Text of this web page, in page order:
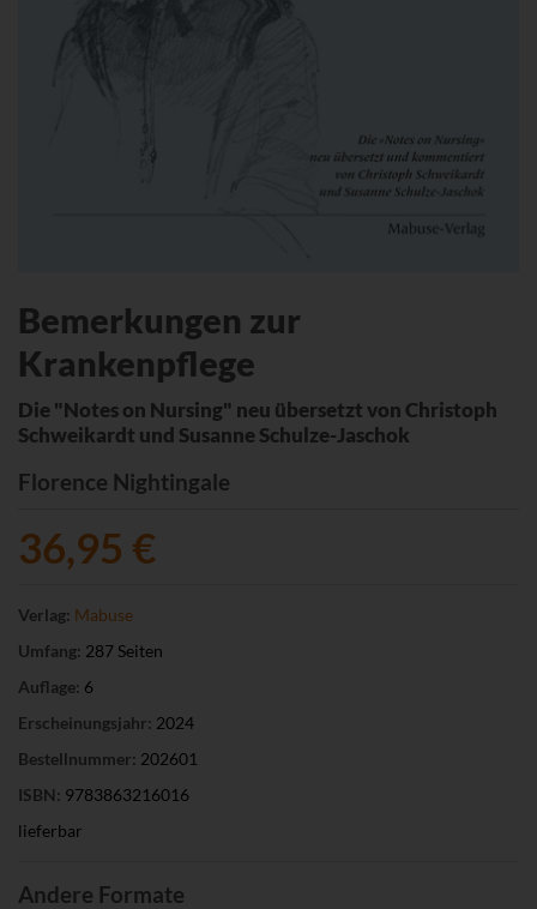
Bemerkungen zur
Krankenpflege
Die "Notes on Nursing" neu übersetzt von Christoph
Schweikardt und Susanne Schulze-Jaschok
Florence Nightingale
36,95 €
Verlag: Mabuse
Umfang: 287 Seiten
Auflage: 6
Erscheinungsjahr: 2024
Bestellnummer: 202601
ISBN: 9783863216016
lieferbar
Andere Formate